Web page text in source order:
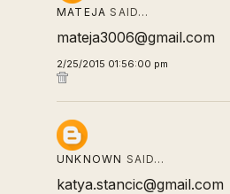
MATEJA SAID…
mateja3006@gmail.com
2/25/2015 01:56:00 pm
UNKNOWN SAID…
katya.stancic@gmail.com